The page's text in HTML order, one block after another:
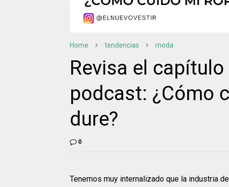
Home tendencias moda
Revisa el
podcast: ¿Cómo
dure?
0
Tenemos muy internalizado que la industria